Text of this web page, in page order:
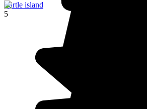
Turtle island
5